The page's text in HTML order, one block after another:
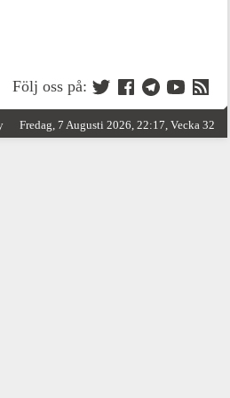
Följ oss på:
Fredag, 7 Augusti 2026, 22:17, Vecka 32